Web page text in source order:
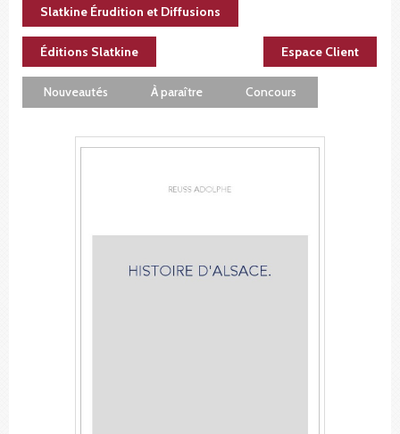
Slatkine Érudition et Diffusions
Éditions Slatkine Espace Client
Nouveautés À paraître Concours